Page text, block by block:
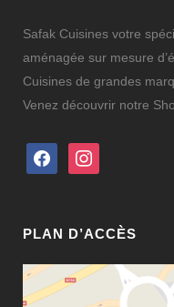
Safak Cuisines votre
aménagée sur mesure
Cuisines de grandes
Venez découvrir notre
facebookinstagram
PLAN D’ACCÈS